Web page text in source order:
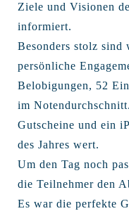
Ziele und Visionen
informiert.
Besonders stolz
persönliche
Belobigungen, 52
im
Gutscheine und ein
des Jahres wert.
Um den Tag noch
die Teilnehmer den
Es war die perfekte